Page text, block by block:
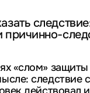
причинно-
«слом»
следствие